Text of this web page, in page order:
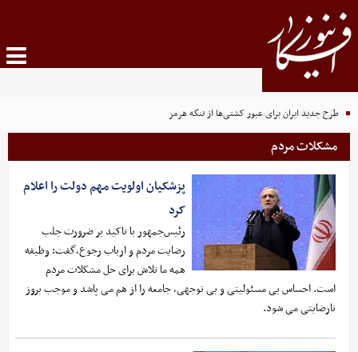
طرح جدید ایران برای عبور کشتی‌ها از تنگه هرمز
مشکلات مردم
پزشکیان اولویت مهم دولت را اعلام
کرد
رئیس‌جمهور با تاکید بر ضرورت جلب
رضایت مردم و ارباب رجوع،گفت: وظیفه
همه ما تلاش برای حل مشکلات مردم
است. احساس بی مسئولیتی و بی توجهی، جامعه را از هم می پاشد و موجب بروز
نارضایتی می شود.